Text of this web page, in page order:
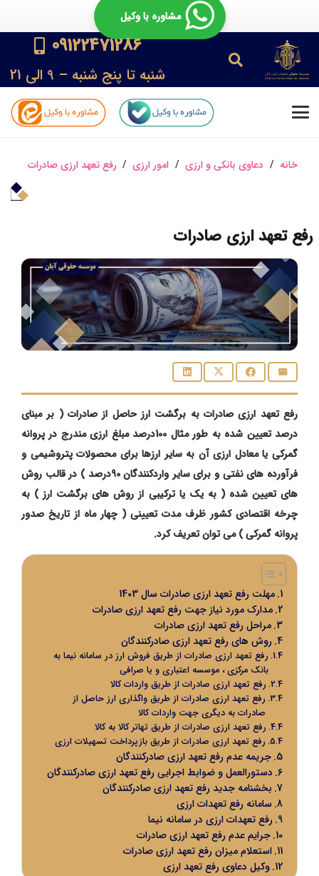
مشاوره با وکیل
09122471286
شنبه تا پنج شنبه – 9 الی 21
خانه / دعاوی بانکی و ارزی / امور ارزی / رفع تعهد ارزی صادرات
رفع تعهد ارزی صادرات
رفع تعهد ارزی صادرات به برگشت ارز حاصل از صادرات ( بر مبنای
درصد تعیین شده به طور مثال 100درصد مبلغ ارزی مندرج در پروانه
گمرکی یا معادل ارزی آن به سایر ارزها برای محصولات پتروشیمی و
فرآورده های نفتی و برای سایر واردکنندگان 90درصد ) در قالب روش
های تعیین شده ( به یک یا ترکیبی از روش های برگشت ارز ) به
چرخه اقتصادی کشور ظرف مدت تعیینی ( چهار ماه از تاریخ صدور
پروانه گمرکی ) می توان تعریف کرد.
مهلت رفع تعهد ارزی صادرات سال 1403
مدارک مورد نیاز جهت رفع تعهد ارزی صادرات
مراحل رفع تعهد ارزی صادرات
روش های رفع تعهد ارزی صادرکنندگان
رفع تعهد ارزی صادرات از طریق فروش ارز در سامانه نیما به
بانک مرکزی ، موسسه اعتباری و یا صرافی
رفع تعهد ارزی صادرات از طریق واردات کالا
رفع تعهد ارزی صادرات از طریق واگذاری ارز حاصل از
صادرات به دیگری جهت واردات کالا
رفع تعهد ارزی صادرات از طریق تهاتر کالا به کالا
رفع تعهد ارزی صادرات از طریق بازپرداخت تسهیلات ارزی
جریمه عدم رفع تعهد ارزی صادرکنندگان
دستورالعمل و ضوابط اجرایی رفع تعهد ارزی صادرکنندگان
بخشنامه جدید رفع تعهد ارزی صادرکنندگان
سامانه رفع تعهدات ارزی
رفع تعهدات ارزی در سامانه نیما
جرایم عدم رفع تعهد ارزی صادرات
استعلام میزان رفع تعهد ارزی صادرات
وکیل دعاوی رفع تعهد ارزی